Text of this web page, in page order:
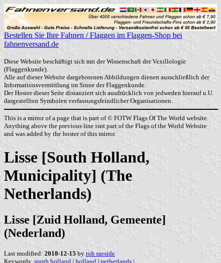
Bestellen Sie Ihre Fahnen / Flaggen im Flaggen-Shop bei
fahnenversand.de
Diese Website beschäftigt sich mit der Wissenschaft der Vexillologie
(Flaggenkunde).
Alle auf dieser Website dargebotenen Abbildungen dienen ausschließlich der
Informationsvermittlung im Sinne der Flaggenkunde.
Der Hoster dieser Seite distanziert sich ausdrücklich von jedweden hierauf u.U.
dargestellten Symbolen verfassungsfeindlicher Organisationen.
This is a mirror of a page that is part of © FOTW Flags Of The World website.
Anything above the previous line isnt part of the Flags of the World Website
and was added by the hoster of this mirror.
Lisse [South Holland,
Municipality] (The
Netherlands)
Lisse [Zuid Holland, Gemeente]
(Nederland)
Last modified: 2018-12-15 by rob raeside
Keywords: south holland | holland | netherlands |